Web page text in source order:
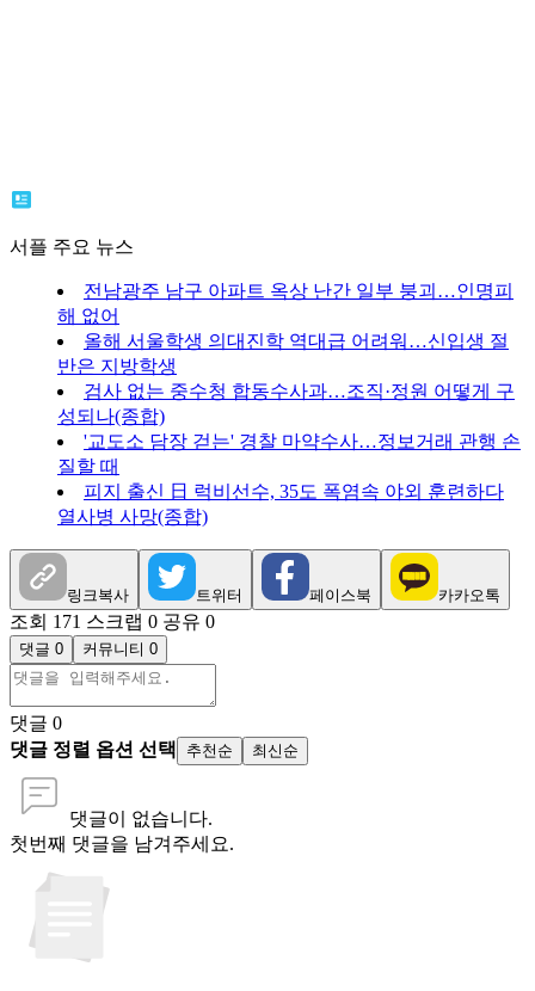
서플 주요 뉴스
전남광주 남구 아파트 옥상 난간 일부 붕괴…인명피
해 없어
올해 서울학생 의대진학 역대급 어려워…신입생 절
반은 지방학생
검사 없는 중수청 합동수사과…조직·정원 어떻게 구
성되나(종합)
'교도소 담장 걷는' 경찰 마약수사…정보거래 관행 손
질할 때
피지 출신 日 럭비선수, 35도 폭염속 야외 훈련하다
열사병 사망(종합)
링크복사 트위터 페이스북 카카오톡
조회 171 스크랩 0 공유 0
댓글 0 커뮤니티 0
댓글 0
댓글 정렬 옵션 선택
추천순 최신순
댓글이 없습니다.
첫번째 댓글을 남겨주세요.